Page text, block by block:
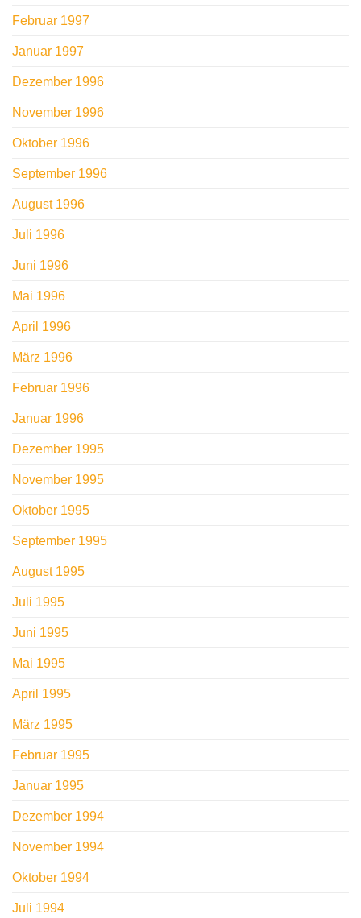
Februar 1997
Januar 1997
Dezember 1996
November 1996
Oktober 1996
September 1996
August 1996
Juli 1996
Juni 1996
Mai 1996
April 1996
März 1996
Februar 1996
Januar 1996
Dezember 1995
November 1995
Oktober 1995
September 1995
August 1995
Juli 1995
Juni 1995
Mai 1995
April 1995
März 1995
Februar 1995
Januar 1995
Dezember 1994
November 1994
Oktober 1994
Juli 1994